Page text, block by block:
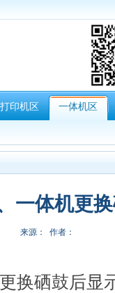
打印机区 一体机区
一体机更
来源： 作者：
换硒鼓后显